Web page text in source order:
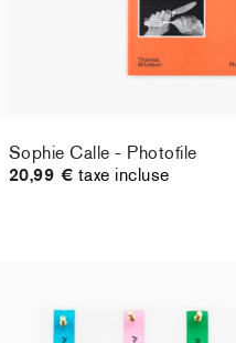
Sophie Calle - Photofile
20,99 € taxe incluse
d'anniversaire" ribbon - Green
90,00 €
taxe incluse épuisé